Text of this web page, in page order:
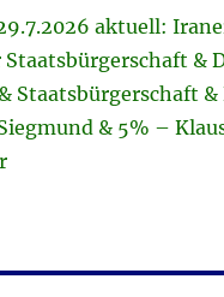
aktuell:
&
Staatsbürgerschaft &
& 5% –